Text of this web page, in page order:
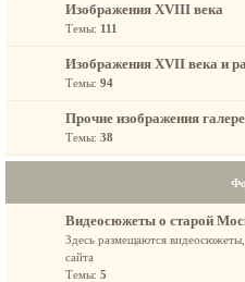
Изображения XVIII века
Темы: 111
Изображения XVII века и
Темы: 94
Прочие изображения
Темы: 38
Видеосюжеты о старой
Здесь размещаются
сайта
Темы: 5